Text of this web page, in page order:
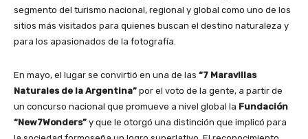
segmento del turismo nacional, regional y global como uno de los
sitios más visitados para quienes buscan el destino naturaleza y
para los apasionados de la fotografía.
En mayo, el lugar se convirtió en una de las “7 Maravillas
Naturales de la Argentina” por el voto de la gente, a partir de
un concurso nacional que promueve a nivel global la Fundación
“New7Wonders” y que le otorgó una distinción que implicó para